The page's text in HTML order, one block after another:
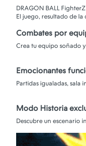
Camara de Seguridad
Gadgets
PERSONALIZA TU FUNDA!
DRAGON BALL
El juego, resultado de
Combates por
Crea tu equipo soñado
Emocionantes
Partidas igualadas, sala
Modo Historia
Descubre un escenario